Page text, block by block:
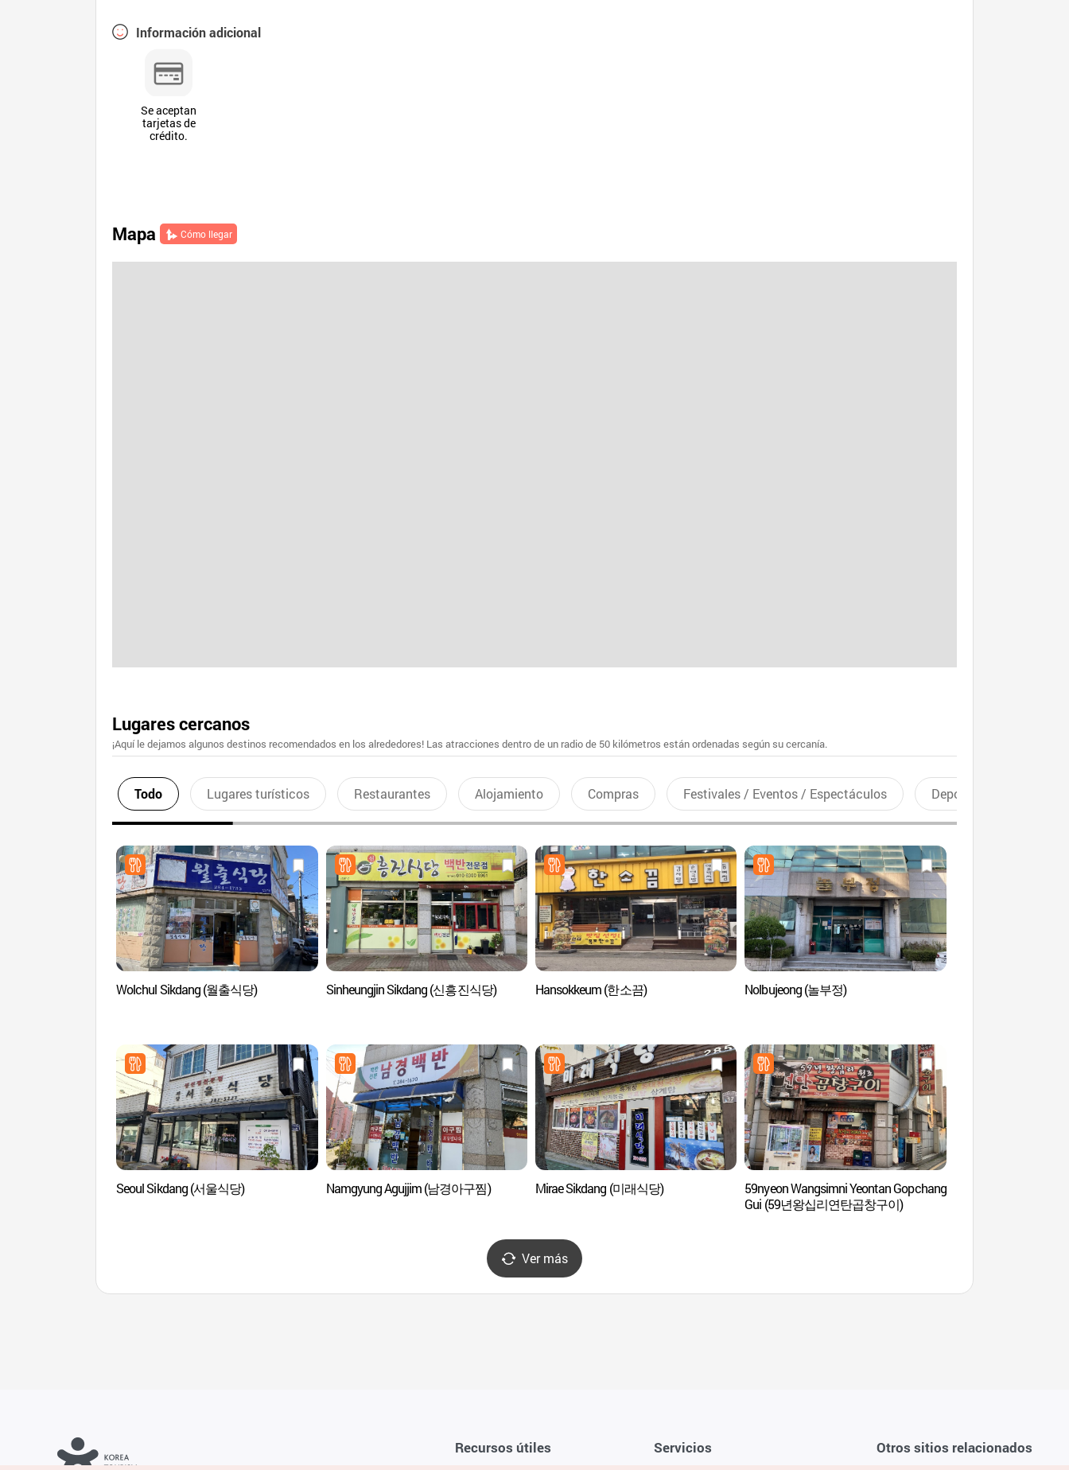
Información adicional
Se aceptan
tarjetas de
crédito.
Mapa Cómo llegar
Lugares cercanos
¡Aquí le dejamos algunos destinos recomendados en los alrededores! Las atracciones dentro de un radio de 50 kilómetros están ordenadas según su cercanía.
Todo Lugares turísticos Restaurantes Alojamiento Compras Festivales / Eventos / Espectáculos Deportes recreativos
Wolchul Sikdang (월출식당) Sinheungjin Sikdang (신흥진식당) Hansokkeum (한소끔) Nolbujeong (놀부정)
Seoul Sikdang (서울식당) Namgyung Agujjim (남경아구찜) Mirae Sikdang (미래식당)
59nyeon Wangsimni Yeontan Gopchang
Gui (59년왕십리연탄곱창구이)
Ver más
Recursos útiles Servicios Otros sitios relacionados